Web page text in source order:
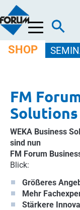
Menü
SHOP
FM
Solutions
WEKA Business
sind nun
FM Forum
Blick:
Größeres
Mehr
Stärkere